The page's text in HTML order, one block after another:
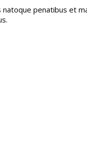
natoque penatibus et